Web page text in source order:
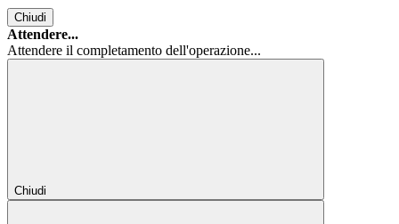
Chiudi
Attendere...
Attendere il completamento dell'operazione...
Chiudi